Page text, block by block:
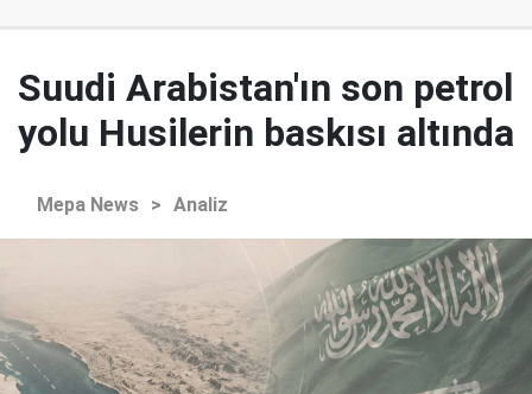
Suudi Arabistan'ın son petrol
yolu Husilerin baskısı altında
Mepa News > Analiz